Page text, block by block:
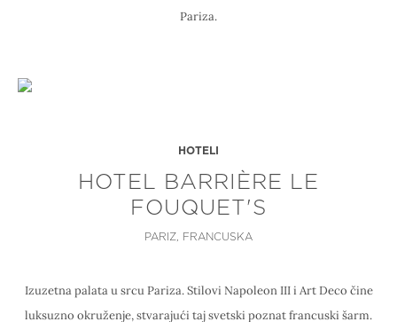
Pariza.
HOTELI
HOTEL BARRIÈRE LE
FOUQUET'S
PARIZ, FRANCUSKA
Izuzetna palata u srcu Pariza. Stilovi Napoleon III i Art Deco čine
luksuzno okruženje, stvarajući taj svetski poznat francuski šarm.